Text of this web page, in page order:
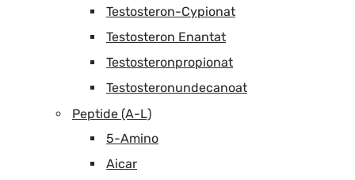
Testosteron-Cypionat
Testosteron Enantat
Testosteronpropionat
Testosteronundecanoat
Peptide (A-L)
5-Amino
Aicar